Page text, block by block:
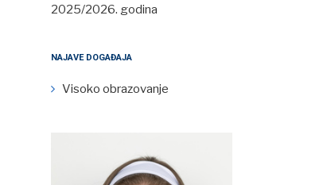
2025/2026. godina
NAJAVE DOGAĐAJA
Visoko obrazovanje